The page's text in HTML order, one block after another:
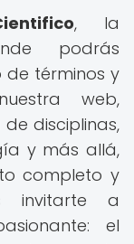
, la
podrás
de términos y
web,
disciplinas,
y más allá,
completo y
invitarte a
el